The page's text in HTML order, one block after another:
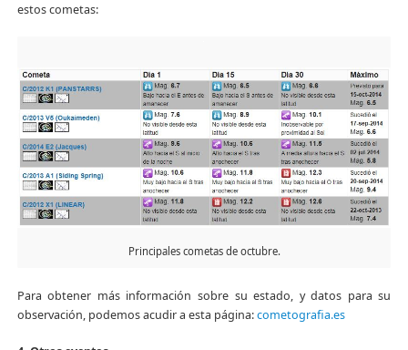
estos cometas:
Principales cometas de octubre.
Para obtener más información sobre su estado, y datos para su
observación, podemos acudir a esta página:cometografia.es